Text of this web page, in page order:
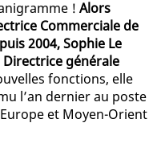
! Alors
Commerciale de
2004, Sophie Le
générale
fonctions, elle
l’an dernier au poste
et Moyen-Orient